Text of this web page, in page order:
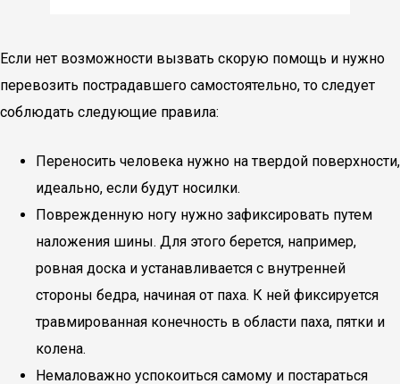
Если нет возможности вызвать скорую помощь и нужно
перевозить пострадавшего самостоятельно, то следует
соблюдать следующие правила:
Переносить человека нужно на твердой поверхности,
идеально, если будут носилки.
Поврежденную ногу нужно зафиксировать путем
наложения шины. Для этого берется, например,
ровная доска и устанавливается с внутренней
стороны бедра, начиная от паха. К ней фиксируется
травмированная конечность в области паха, пятки и
колена.
Немаловажно успокоиться самому и постараться